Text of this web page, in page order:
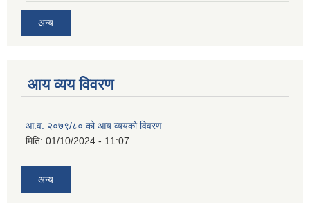
अन्य
आय व्यय विवरण
आ.व. २०७९/८० को आय व्ययको विवरण
मिति: 01/10/2024 - 11:07
अन्य